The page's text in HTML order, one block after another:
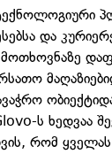
და
ს ხედვაა
რომ